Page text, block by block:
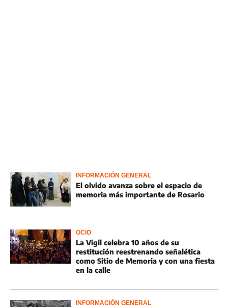
INFORMACIÓN GENERAL
El olvido avanza sobre el espacio de
memoria más importante de Rosario
OCIO
La Vigil celebra 10 años de su
restitución reestrenando señalética
como Sitio de Memoria y con una fiesta
en la calle
INFORMACIÓN GENERAL